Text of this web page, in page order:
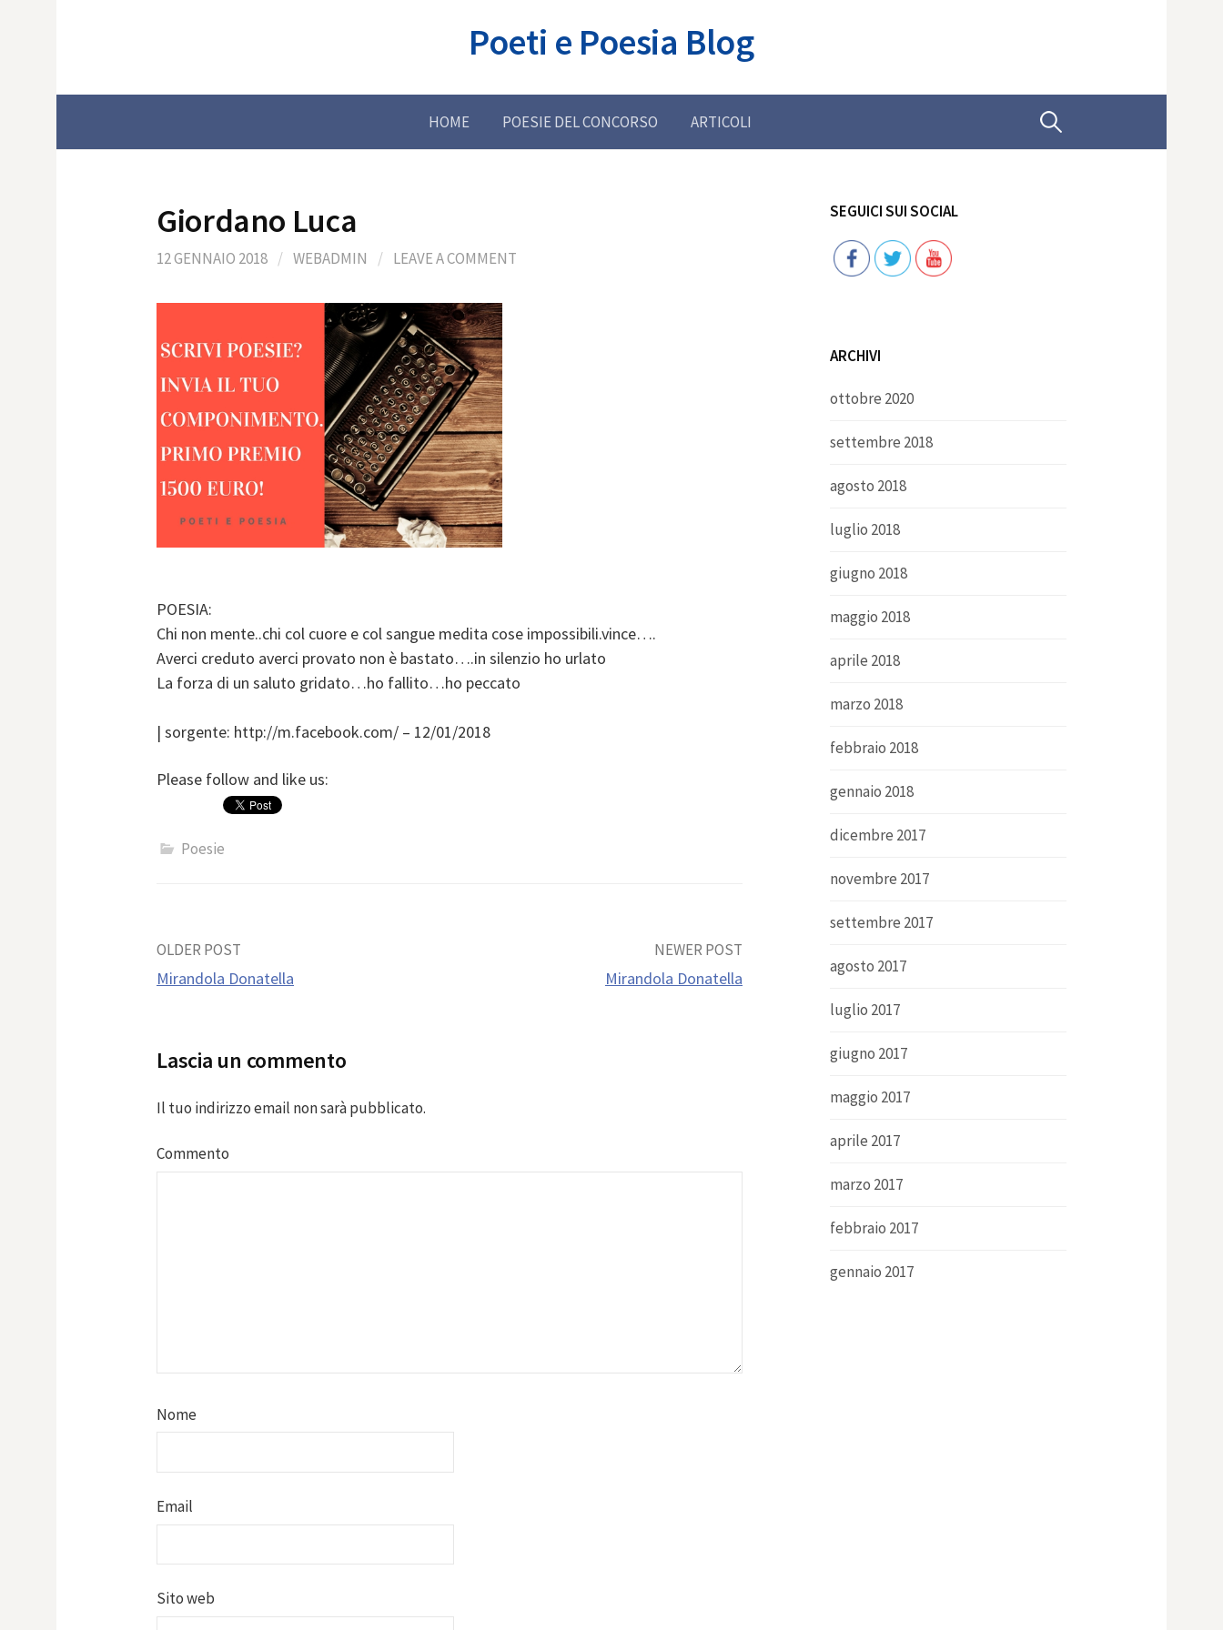
Poeti e Poesia Blog
HOME POESIE DEL CONCORSO ARTICOLI Ricerca
Giordano Luca
12 GENNAIO 2018 / WEBADMIN / LEAVE A COMMENT
POESIA:
Chi non mente..chi col cuore e col sangue medita cose impossibili.vince….
Averci creduto averci provato non è bastato….in silenzio ho urlato
La forza di un saluto gridato…ho fallito…ho peccato
| sorgente: http://m.facebook.com/ – 12/01/2018
Please follow and like us:
Poesie
Post
OLDER POST
Mirandola Donatella
NEWER POST
Mirandola Donatella
Lascia un commento
Il tuo indirizzo email non sarà pubblicato.
Commento
Nome
Email
Sito web
SEGUICI SUI SOCIAL
Follow
ARCHIVI
ottobre 2020
settembre 2018
agosto 2018
luglio 2018
giugno 2018
maggio 2018
aprile 2018
marzo 2018
febbraio 2018
gennaio 2018
dicembre 2017
novembre 2017
settembre 2017
agosto 2017
luglio 2017
giugno 2017
maggio 2017
aprile 2017
marzo 2017
febbraio 2017
gennaio 2017